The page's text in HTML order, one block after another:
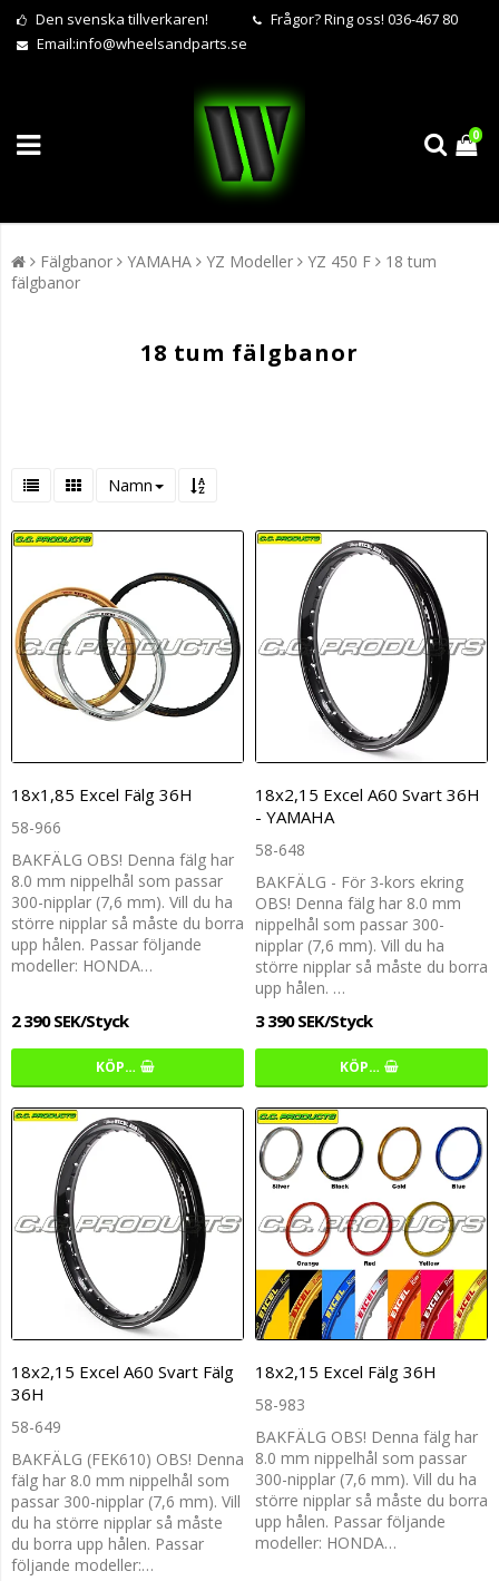
Den svenska tillverkaren! Frågor?Ring oss! 036-467 80
Email:info@wheelsandparts.se
0
Fälgbanor YAMAHA YZ Modeller YZ 450 F
18 tum
fälgbanor
18 tum fälgbanor
Namn
18x1,85 Excel Fälg 36H
58-966
BAKFÄLG OBS! Denna fälg har
8.0 mm nippelhål som passar
300-nipplar (7,6 mm). Vill du ha
större nipplar så måste du borra
upp hålen. Passar följande
modeller: HONDA…
2 390 SEK/Styck
KÖP…
18x2,15 Excel A60 Svart 36H
- YAMAHA
58-648
BAKFÄLG - För 3-kors ekring
OBS! Denna fälg har 8.0 mm
nippelhål som passar 300-
nipplar (7,6 mm). Vill du ha
större nipplar så måste du borra
upp hålen. …
3 390 SEK/Styck
KÖP…
18x2,15 Excel A60 Svart Fälg
36H
58-649
BAKFÄLG (FEK610) OBS! Denna
fälg har 8.0 mm nippelhål som
passar 300-nipplar (7,6 mm). Vill
du ha större nipplar så måste
du borra upp hålen. Passar
följande modeller:…
18x2,15 Excel Fälg 36H
58-983
BAKFÄLG OBS! Denna fälg har
8.0 mm nippelhål som passar
300-nipplar (7,6 mm). Vill du ha
större nipplar så måste du borra
upp hålen. Passar följande
modeller: HONDA…